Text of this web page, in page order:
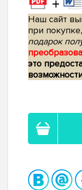
+
Наш сайт
при покупке,
подарок
это